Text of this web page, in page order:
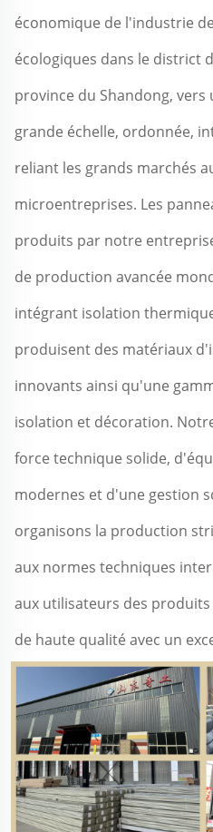
économique de l'industrie
écologiques dans le district
province du Shandong,
grande échelle, ordonnée,
reliant les grands marchés
microentreprises. Les
produits par notre
de production avancée
intégrant isolation
produisent des matériaux
innovants ainsi qu'une
isolation et décoration.
force technique solide,
modernes et d'une gestion
organisons la production
aux normes techniques
aux utilisateurs des
de haute qualité avec un